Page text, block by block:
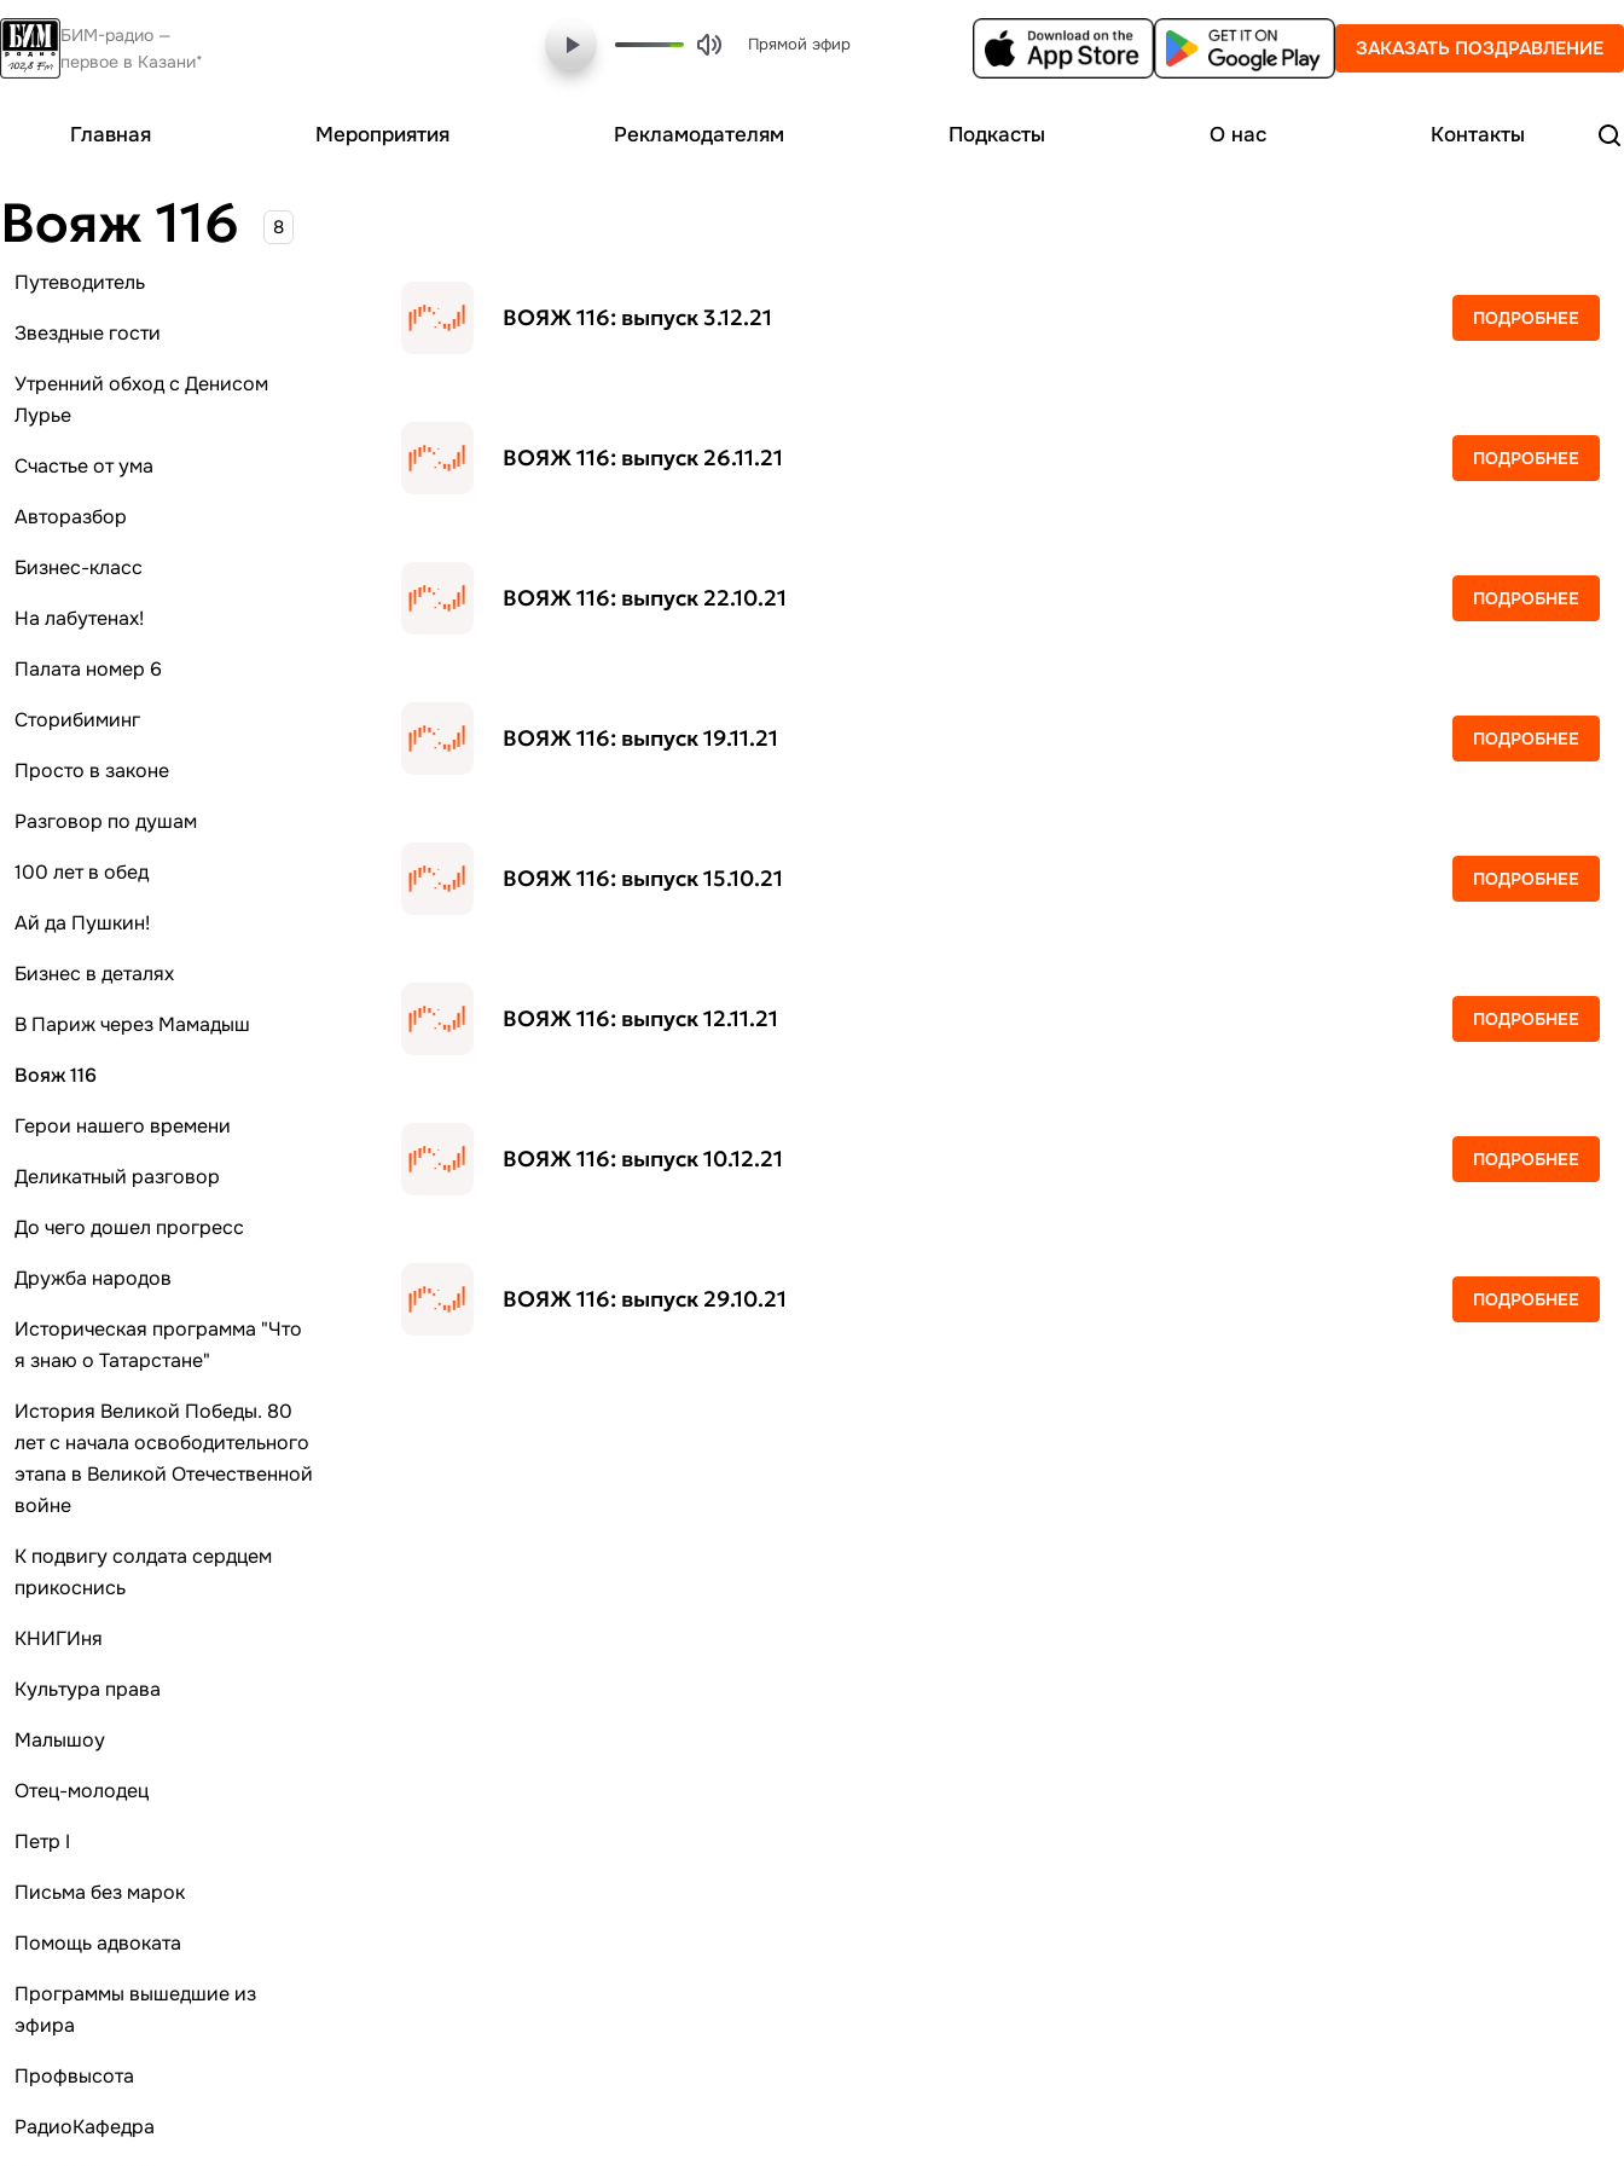
БИМ-радио —
первое в Казани*
Прямой эфир ЗАКАЗАТЬ ПОЗДРАВЛЕНИЕ
Главная Мероприятия Рекламодателям Подкасты О нас Контакты
Вояж 116 8
ВОЯЖ 116: выпуск 3.12.21 ПОДРОБНЕЕ
ВОЯЖ 116: выпуск 26.11.21 ПОДРОБНЕЕ
ВОЯЖ 116: выпуск 22.10.21 ПОДРОБНЕЕ
ВОЯЖ 116: выпуск 19.11.21 ПОДРОБНЕЕ
ВОЯЖ 116: выпуск 15.10.21 ПОДРОБНЕЕ
ВОЯЖ 116: выпуск 12.11.21 ПОДРОБНЕЕ
ВОЯЖ 116: выпуск 10.12.21 ПОДРОБНЕЕ
ВОЯЖ 116: выпуск 29.10.21 ПОДРОБНЕЕ
Путеводитель
Звездные гости
Утренний обход с Денисом
Лурье
Счастье от ума
Авторазбор
Бизнес-класс
На лабутенах!
Палата номер 6
Сторибиминг
Просто в законе
Разговор по душам
100 лет в обед
Ай да Пушкин!
Бизнес в деталях
В Париж через Мамадыш
Вояж 116
Герои на­шего времени
Деликатный разговор
До чего дошел прогресс
Дружба народов
Историческая программа "Что
я знаю о Татарстане"
История Великой Победы. 80
лет с начала освободительного
этапа в Великой Отечественной
войне
К подвигу солдата сердцем
прикоснись
КНИГИня
Культура права
Малышоу
Отец-молодец
Петр I
Письма без марок
Помощь адвоката
Программы вышедшие из
эфира
Профвысота
РадиоКафедра